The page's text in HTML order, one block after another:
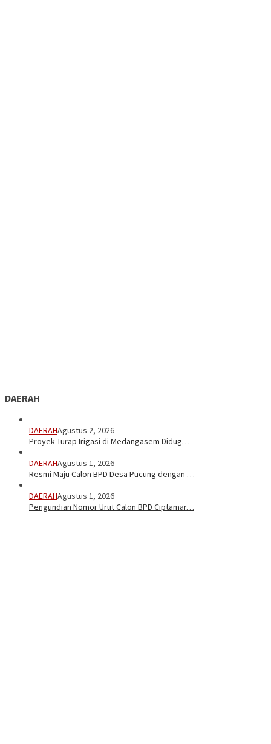
DAERAH
DAERAHAgustus 2, 2026
Proyek Turap Irigasi di Medangasem Didug…
DAERAHAgustus 1, 2026
Resmi Maju Calon BPD Desa Pucung dengan …
DAERAHAgustus 1, 2026
Pengundian Nomor Urut Calon BPD Ciptamar…